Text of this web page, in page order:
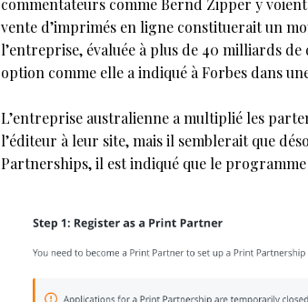
commentateurs comme Bernd Zipper y
vente d’imprimés en ligne constituerait un
l’entreprise, évaluée à plus de 40 milliards
option comme elle a indiqué à Forbes dans
L’entreprise australienne a multiplié les
l’éditeur à leur site, mais il semblerait que
Partnerships, il est indiqué que le